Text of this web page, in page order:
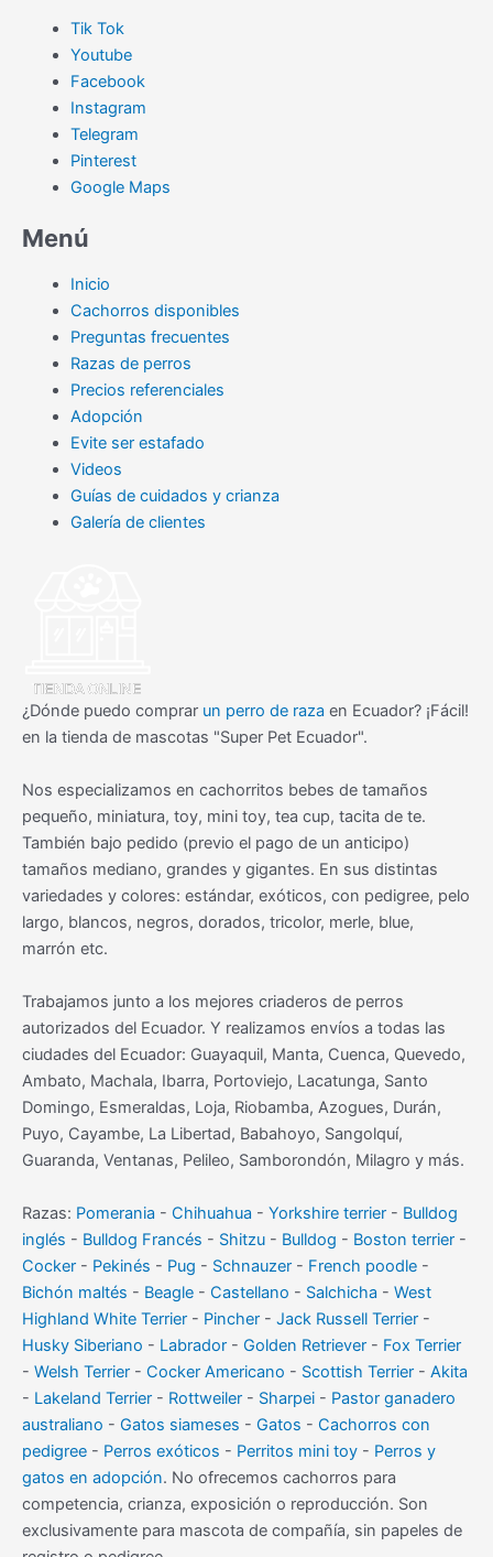
Tik Tok
Youtube
Facebook
Instagram
Telegram
Pinterest
Google Maps
Menú
Inicio
Cachorros disponibles
Preguntas frecuentes
Razas de perros
Precios referenciales
Adopción
Evite ser estafado
Videos
Guías de cuidados y crianza
Galería de clientes
¿Dónde puedo comprar un perro de raza en Ecuador? ¡Fácil!
en la tienda de mascotas "Super Pet Ecuador".
Nos especializamos en cachorritos bebes de tamaños
pequeño, miniatura, toy, mini toy, tea cup, tacita de te.
También bajo pedido (previo el pago de un anticipo)
tamaños mediano, grandes y gigantes. En sus distintas
variedades y colores: estándar, exóticos, con pedigree, pelo
largo, blancos, negros, dorados, tricolor, merle, blue,
marrón etc.
Trabajamos junto a los mejores criaderos de perros
autorizados del Ecuador. Y realizamos envíos a todas las
ciudades del Ecuador: Guayaquil, Manta, Cuenca, Quevedo,
Ambato, Machala, Ibarra, Portoviejo, Lacatunga, Santo
Domingo, Esmeraldas, Loja, Riobamba, Azogues, Durán,
Puyo, Cayambe, La Libertad, Babahoyo, Sangolquí,
Guaranda, Ventanas, Pelileo, Samborondón, Milagro y más.
Razas: Pomerania - Chihuahua - Yorkshire terrier - Bulldog
inglés - Bulldog Francés - Shitzu - Bulldog - Boston terrier -
Cocker - Pekinés - Pug - Schnauzer - French poodle -
Bichón maltés - Beagle - Castellano - Salchicha - West
Highland White Terrier - Pincher - Jack Russell Terrier -
Husky Siberiano - Labrador - Golden Retriever - Fox Terrier
- Welsh Terrier - Cocker Americano - Scottish Terrier - Akita
- Lakeland Terrier - Rottweiler - Sharpei - Pastor ganadero
australiano - Gatos siameses - Gatos - Cachorros con
pedigree - Perros exóticos - Perritos mini toy - Perros y
gatos en adopción. No ofrecemos cachorros para
competencia, crianza, exposición o reproducción. Son
exclusivamente para mascota de compañía, sin papeles de